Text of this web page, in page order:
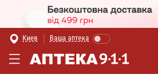
Киев Ваша аптека